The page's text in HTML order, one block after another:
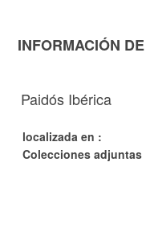
INFORMACIÓN
Paidós Ibérica
localizada en :
Colecciones adjuntas